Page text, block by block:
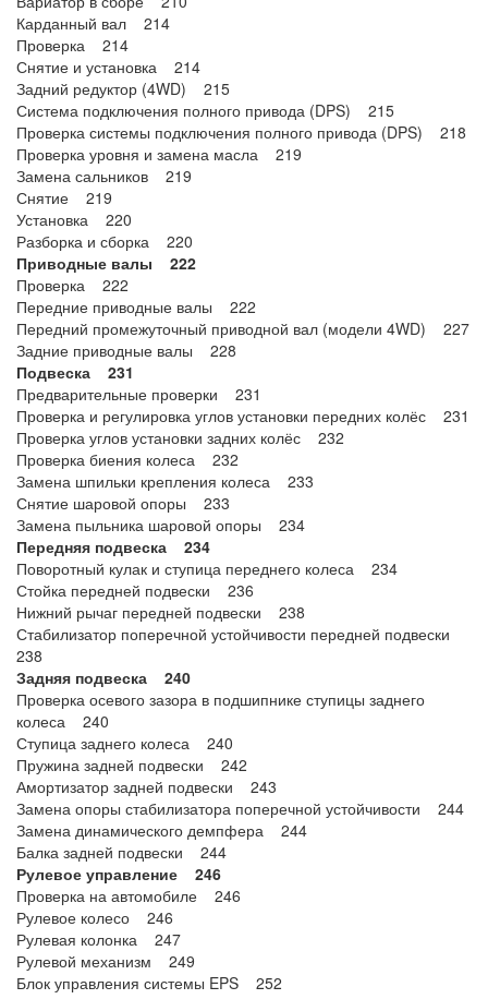
Карданный вал 214
Проверка 214
Снятие и установка 214
Задний редуктор (4WD) 215
Система подключения полного привода (DPS) 215
Проверка системы подключения полного привода (DPS) 218
Проверка уровня и замена масла 219
Замена сальников 219
Снятие 219
Установка 220
Разборка и сборка 220
Приводные валы 222
Проверка 222
Передние приводные валы 222
Передний промежуточный приводной вал (модели 4WD) 227
Задние приводные валы 228
Подвеска 231
Предварительные проверки 231
Проверка и регулировка углов установки передних колёс 231
Проверка углов установки задних колёс 232
Проверка биения колеса 232
Замена шпильки крепления колеса 233
Снятие шаровой опоры 233
Замена пыльника шаровой опоры 234
Передняя подвеска 234
Поворотный кулак и ступица переднего колеса 234
Стойка передней подвески 236
Нижний рычаг передней подвески 238
Стабилизатор поперечной устойчивости передней подвески
238
Задняя подвеска 240
Проверка осевого зазора в подшипнике ступицы заднего
колеса 240
Ступица заднего колеса 240
Пружина задней подвески 242
Амортизатор задней подвески 243
Замена опоры стабилизатора поперечной устойчивости 244
Замена динамического демпфера 244
Балка задней подвески 244
Рулевое управление 246
Проверка на автомобиле 246
Рулевое колесо 246
Рулевая колонка 247
Рулевой механизм 249
Блок управления системы EPS 252